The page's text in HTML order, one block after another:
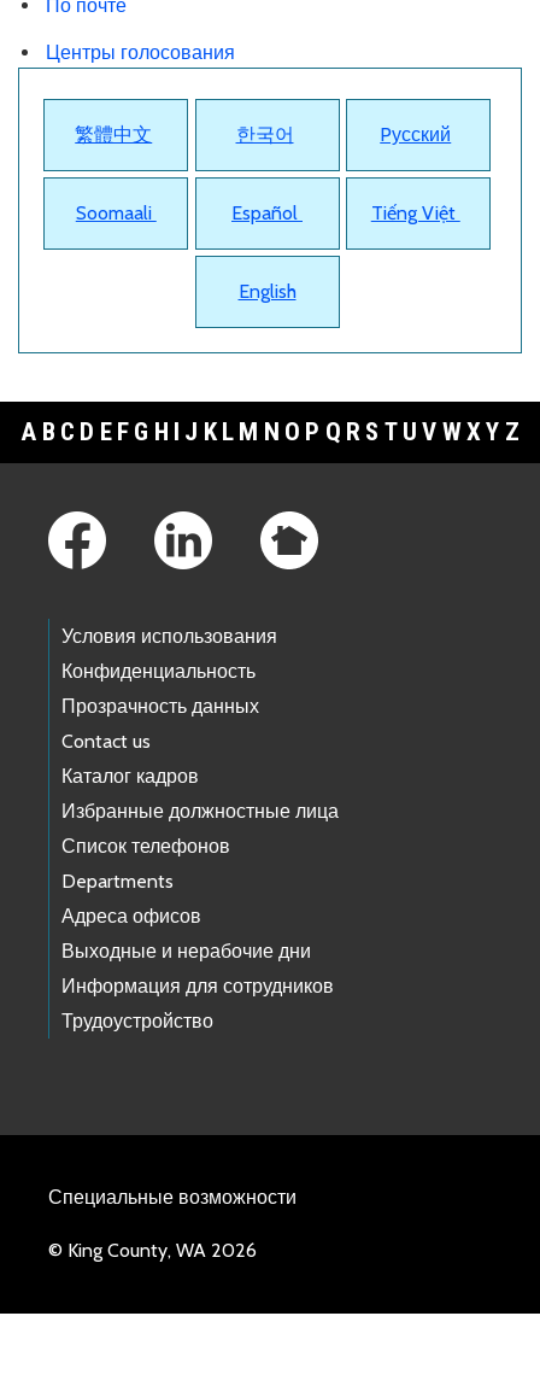
По почте
Центры голосования
繁體中文 한국어 Pусский
Soomaali Español Tiếng Việt
English
A B C D E F G H I J K L M N O P Q R S T U V WXY Z
Условия использования
Конфиденциальность
Прозрачность данных
Contact us
Каталог кадров
Избранные должностные лица
Список телефонов
Departments
Адреса офисов
Выходные и нерабочие дни
Информация для сотрудников
Трудоустройство
Специальные возможности
© King County, WA 2026